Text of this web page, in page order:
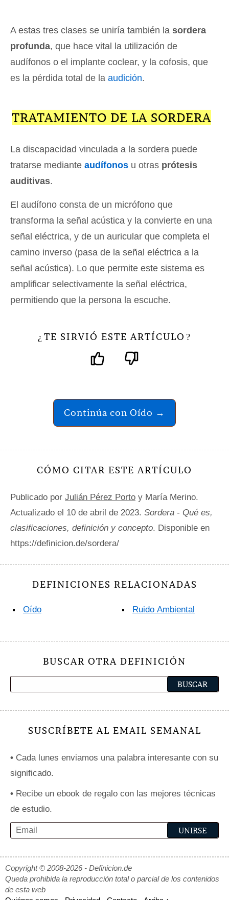
A estas tres clases se uniría también la sordera
profunda, que hace vital la utilización de
audífonos o el implante coclear, y la cofosis, que
es la pérdida total de la audición.
TRATAMIENTO DE LA SORDERA
La discapacidad vinculada a la sordera puede
tratarse mediante audífonos u otras prótesis
auditivas.
El audífono consta de un micrófono que
transforma la señal acústica y la convierte en una
señal eléctrica, y de un auricular que completa el
camino inverso (pasa de la señal eléctrica a la
señal acústica). Lo que permite este sistema es
amplificar selectivamente la señal eléctrica,
permitiendo que la persona la escuche.
¿ TE SIRVIÓ ESTE ARTÍCULO ?
Continúa con Oído →
CÓMO CITAR ESTE ARTÍCULO
Publicado por Julián Pérez Porto y María Merino.
Actualizado el 10 de abril de 2023. Sordera - Qué es,
clasificaciones, definición y concepto. Disponible en
https://definicion.de/sordera/
DEFINICIONES RELACIONADAS
Oído Ruido Ambiental
BUSCAR OTRA DEFINICIÓN
SUSCRÍBETE AL EMAIL SEMANAL
• Cada lunes enviamos una palabra interesante con su
significado.
• Recibe un ebook de regalo con las mejores técnicas
de estudio.
Copyright © 2008-2026 - Definicion.de
Queda prohibida la reproducción total o parcial de los contenidos
de esta web